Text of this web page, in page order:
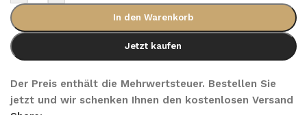
In den Warenkorb
Jetzt kaufen
Der Preis enthält die Mehrwertsteuer. Bestellen Sie
jetzt und wir schenken Ihnen den kostenlosen Versand